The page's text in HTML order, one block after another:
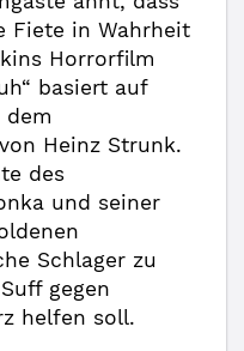
Fiete in Wahrheit
Horrorfilm
basiert auf
dem
Heinz Strunk.
des
und seiner
Schlager zu
gegen
helfen soll.